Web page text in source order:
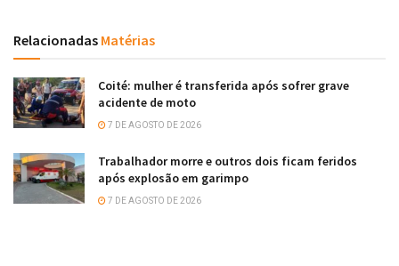
Relacionadas Matérias
Coité: mulher é transferida após sofrer grave
acidente de moto
7 DE AGOSTO DE 2026
Trabalhador morre e outros dois ficam feridos
após explosão em garimpo
7 DE AGOSTO DE 2026